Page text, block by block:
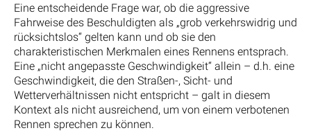
Eine entscheidende Frage war, ob die aggressive
Fahrweise des Beschuldigten als „grob verkehrswidrig und
rücksichtslos“ gelten kann und ob sie den
charakteristischen Merkmalen eines Rennens entsprach.
Eine „nicht angepasste Geschwindigkeit“ allein – d.h. eine
Geschwindigkeit, die den Straßen-, Sicht- und
Wetterverhältnissen nicht entspricht – galt in diesem
Kontext als nicht ausreichend, um von einem verbotenen
Rennen sprechen zu können.